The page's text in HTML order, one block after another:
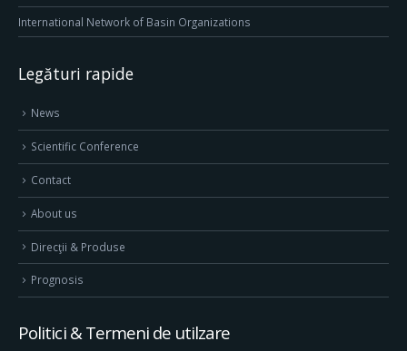
International Network of Basin Organizations
Legături rapide
News
Scientific Conference
Contact
About us
Direcţii & Produse
Prognosis
Politici & Termeni de utilzare